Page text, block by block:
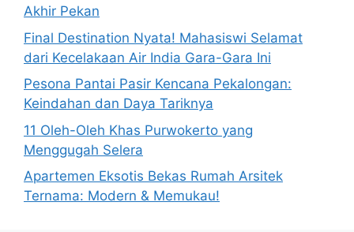
Akhir Pekan
Final Destination Nyata! Mahasiswi Selamat
dari Kecelakaan Air India Gara-Gara Ini
Pesona Pantai Pasir Kencana Pekalongan:
Keindahan dan Daya Tariknya
11 Oleh-Oleh Khas Purwokerto yang
Menggugah Selera
Apartemen Eksotis Bekas Rumah Arsitek
Ternama: Modern & Memukau!